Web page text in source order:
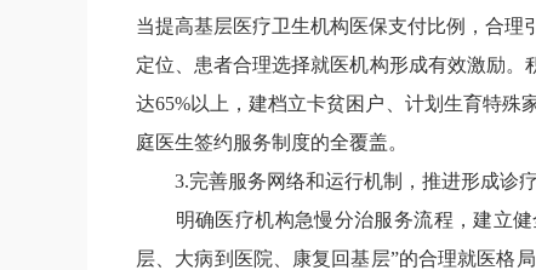
当提高基层医疗卫生机构医保支付比例，合
定位、患者合理选择就医机构形成有效激励。
达65%以上，建档立卡贫困户、计划生育特殊
庭医生签约服务制度的全覆盖。
3.完善服务网络和运行机制，推进形成诊
明确医疗机构急慢分治服务流程，建立
层、大病到医院、康复回基层”的合理就医格